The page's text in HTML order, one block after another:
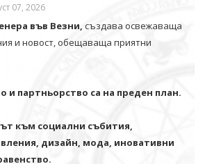
07, 2026
във Везни, създава освежаваща
и новост, обещаваща приятни
и партньорство са на преден план.
към социални събития,
дизайн, мода, иновативни